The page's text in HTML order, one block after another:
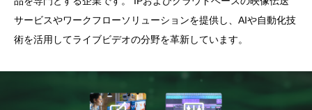
サービスやワークフローソリューションを提供し、AIや自動化技
術を活用してライブビデオの分野を革新しています。